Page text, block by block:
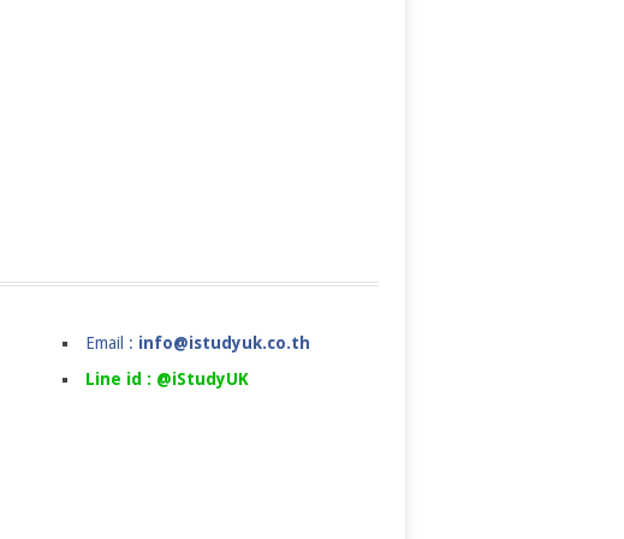
Email : info@istudyuk.co.th
Line id : @iStudyUK